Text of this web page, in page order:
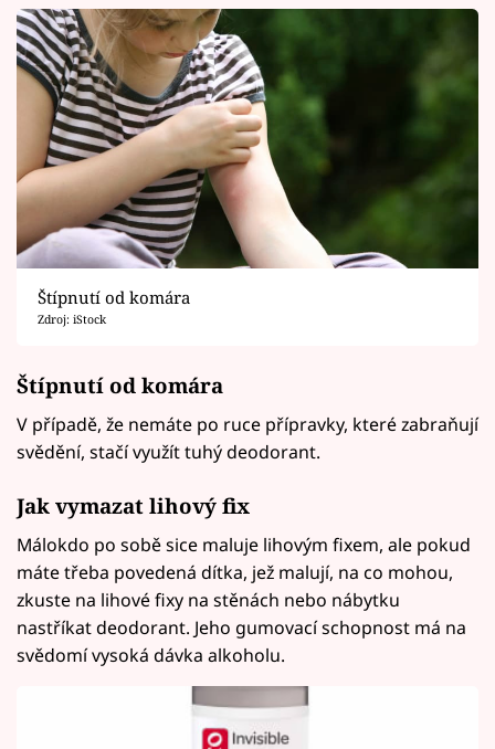
Štípnutí od komára
Zdroj: iStock
Štípnutí od komára
V případě, že nemáte po ruce přípravky, které zabraňují
svědění, stačí využít tuhý deodorant.
Jak vymazat lihový fix
Málokdo po sobě sice maluje lihovým fixem, ale pokud
máte třeba povedená dítka, jež malují, na co mohou,
zkuste na lihové fixy na stěnách nebo nábytku
nastříkat deodorant. Jeho gumovací schopnost má na
svědomí vysoká dávka alkoholu.